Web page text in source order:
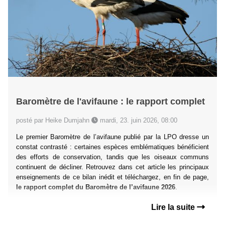
Baromètre de l'avifaune : le rapport complet
posté par Heike Dumjahn mardi, 23. juin 2026, 08:00
Le premier Baromètre de l’avifaune publié par la LPO dresse un
constat contrasté : certaines espèces emblématiques bénéficient
des efforts de conservation, tandis que les oiseaux communs
continuent de décliner. Retrouvez dans cet article les principaux
enseignements de ce bilan inédit et téléchargez, en fin de page,
le rapport complet du Baromètre de l’avifaune 2026
Lire la suite